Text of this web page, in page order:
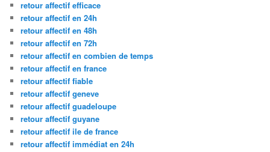
retour affectif efficace
retour affectif en 24h
retour affectif en 48h
retour affectif en 72h
retour affectif en combien de temps
retour affectif en france
retour affectif fiable
retour affectif geneve
retour affectif guadeloupe
retour affectif guyane
retour affectif ile de france
retour affectif immédiat en 24h